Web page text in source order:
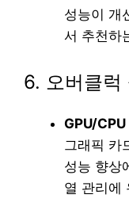
성능이 개
서 추천하
6. 오버클럭
GPU/CPU
그래픽 카
성능 향상
열 관리에